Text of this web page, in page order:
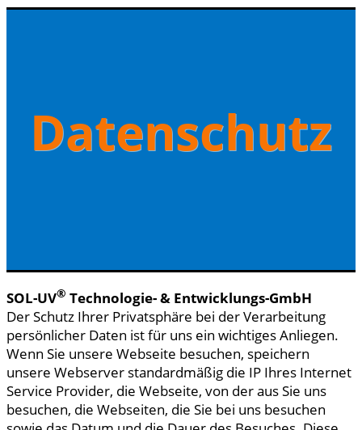
Datenschutz
SOL-UV® Technologie- & Entwicklungs-GmbH
Der Schutz Ihrer Privatsphäre bei der Verarbeitung
persönlicher Daten ist für uns ein wichtiges Anliegen.
Wenn Sie unsere Webseite besuchen, speichern
unsere Webserver standardmäßig die IP Ihres Internet
Service Provider, die Webseite, von der aus Sie uns
besuchen, die Webseiten, die Sie bei uns besuchen